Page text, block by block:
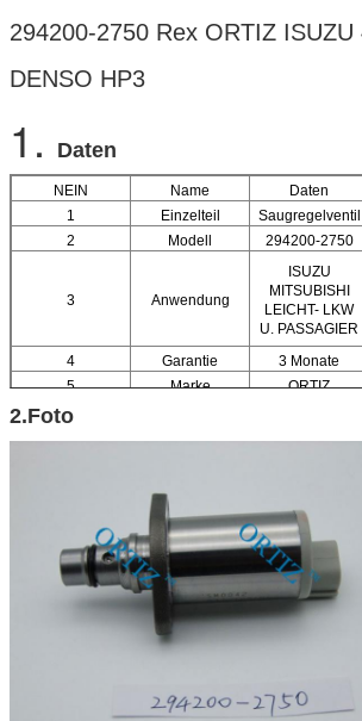
294200-2750 Rex ORTIZ ISUZU
DENSO HP3
1. Daten
NEIN Name
Daten
1
Einzelteil
Saugregelventil
2
Modell 294200-2750
3 Anwendung
ISUZU
MITSUBISHI
LEICHT- LKW
U. PASSAGIER
4
Garantie
3 Monate
5
Marke ORTIZ
2.Foto